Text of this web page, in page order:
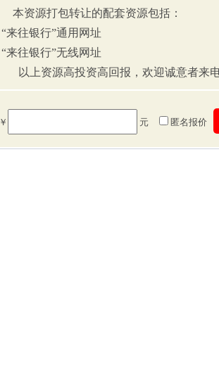
本资源打包转让的配套资源包括：
“来往银行”通用网址
“来往银行”无线网址
以上资源高投资高回报，欢迎诚意者来
￥ 元 匿名报价